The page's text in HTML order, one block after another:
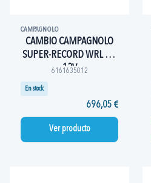
CAMPAGNOLO
CAMBIO CAMPAGNOLO
SUPER-RECORD WRL UH
13V
6161635012
En stock
696,05 €
Ver producto